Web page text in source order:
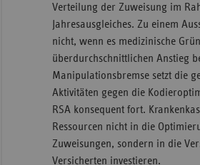
Verteilung der Zuweisung im
Jahresausgleiches. Zu einem
nicht, wenn es medizinische
überdurchschnittlichen Anstieg
Manipulationsbremse setzt die
Aktivitäten gegen die
RSA konsequent fort.
Ressourcen nicht in die
Zuweisungen, sondern in die
Versicherten investieren.